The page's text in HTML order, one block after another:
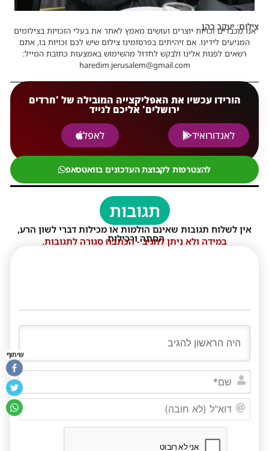
צילום: יעקב כהן
אנו מכבדים זכויות יוצרים ועושים מאמץ לאתר את בעלי הזכויות בצילומים
המגיעים לידינו. אם זיהיתים בפרסומינו צילום שיש לכם זכויות בו, אתם
רשאים לפנות אלינו ולבקש לחדול מהשימוש באמצעות כתובת המייל:
haredim.jerusalem@gmail.com
הורידו עכשיו את האפליקצייה המובילה של 'חרדים
ירושלים' אליכם לנייד
לאנדורואיד
לאפל
להצטרפות לקבוצת העדכונים בוואטסאפ
תגובות
אין לשלוח תגובות שאינם הולמות או מכילות דברי לשון הרע,
הסתה ורכילות.
במידה ולא ניתן להגיב - הכתבה סגורה לתגובות.
שם*
(לא
שיתוף